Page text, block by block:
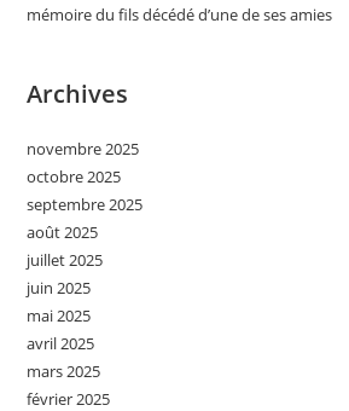
mémoire du fils décédé d’une de ses amies
Archives
novembre 2025
octobre 2025
septembre 2025
août 2025
juillet 2025
juin 2025
mai 2025
avril 2025
mars 2025
février 2025